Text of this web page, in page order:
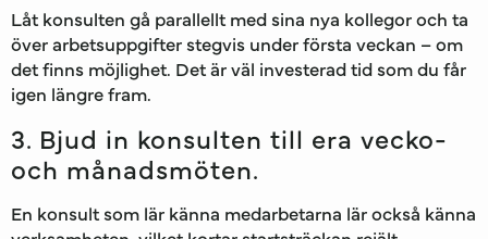
Låt konsulten gå parallellt med sina nya kollegor och ta
över arbetsuppgifter stegvis under första veckan – om
det finns möjlighet. Det är väl investerad tid som du får
igen längre fram.
3. Bjud in konsulten till era vecko-
och månadsmöten.
En konsult som lär känna medarbetarna lär också känna